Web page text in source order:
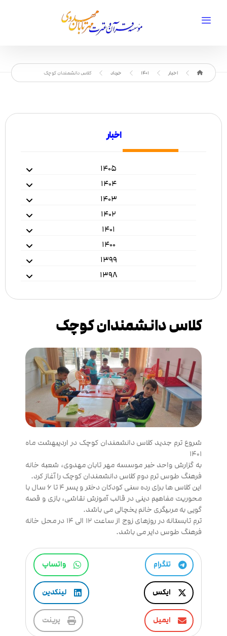
اخبار 1401 خرداد کلاس دانشمندان کوچک
اخبار
۱۴۰۵
۱۴۰۴
۱۴۰۳
۱۴۰۲
۱۴۰۱
۱۴۰۰
۱۳۹۹
۱۳۹۸
کلاس دانشمندان کوچک
شروع ترم جدید کلاس دانشمندان کوچک در اردیبهشت ماه
۱۴۰۱
به گزارش واحد خبر موسسه مهر تابان مهدوی، شعبه خانه
فرهنگ طوس ترم دوم کلاس دانشمندان کوچک را آغاز کرد.
این کلاس ها برای رده سنی کودکان دختر و پسر ۴ تا ۶ سال با
محوریت مفاهیم دینی در قالب آموزش نقاشی، بازی و قصه
گویی به مربیگری خانم یخچالی می باشد.
ترم تابستانه در روزهای زوج از ساعت ۱۲ الی ۱۴ در محل خانه
فرهنگ طوس دایر می باشد.
تلگرام واتساپ
ایکس لینکدین
ایمیل پرینت